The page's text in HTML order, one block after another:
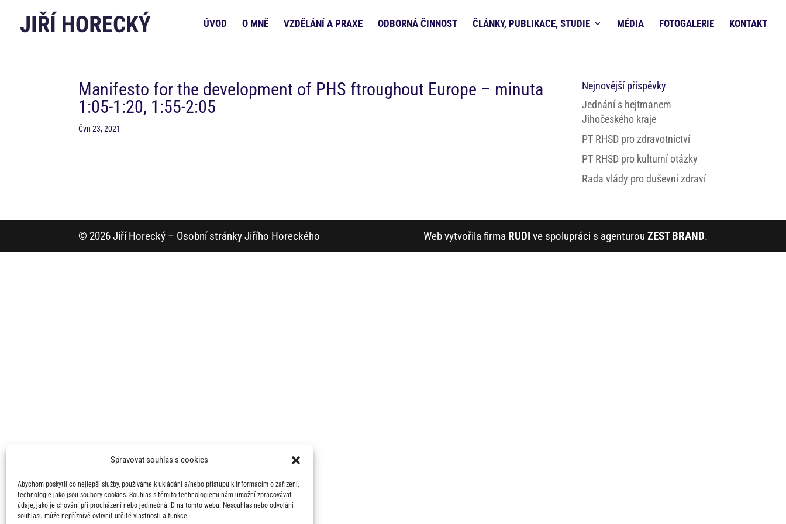
Spravovat souhlas s cookies
Abychom poskytli co nejlepší služby, používáme k ukládání a/nebo přístupu k informacím o zařízení,
technologie jako jsou soubory cookies. Souhlas s těmito technologiemi nám umožní zpracovávat
údaje, jako je chování při procházení nebo jedinečná ID na tomto webu. Nesouhlas nebo odvolání
souhlasu může nepříznivě ovlivnit určité vlastnosti a funkce.
ÚVOD O MNĚ VZDĚLÁNÍ A PRAXE ODBORNÁ ČINNOST ČLÁNKY, PUBLIKACE, STUDIE MÉDIA FOTOGALERIE KONTAKT
Manifesto for the development of PHS ftroughout Europe – minuta
1:05-1:20, 1:55-2:05
Čvn 23, 2021
Nejnovější příspěvky
Jednání s hejtmanem
Jihočeského kraje
PT RHSD pro zdravotnictví
PT RHSD pro kulturní otázky
Rada vlády pro duševní zdraví
© 2026 Jiří Horecký – Osobní stránky Jiřího Horeckého Web vytvořila firma RUDI ve spolupráci s agenturou ZEST BRAND.